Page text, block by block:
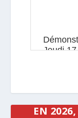
EN 2026,